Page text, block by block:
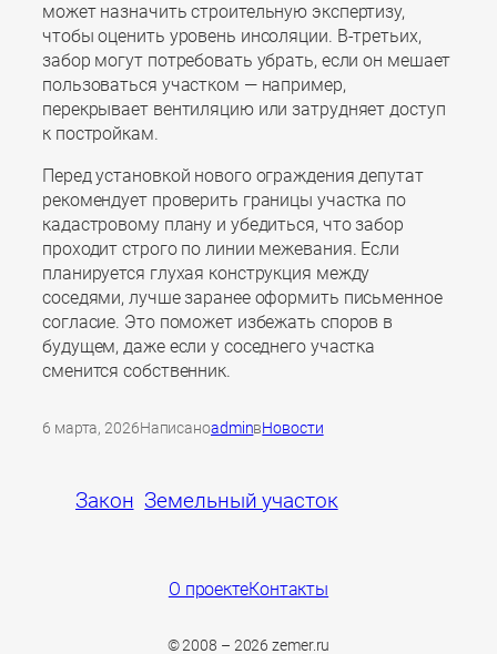
может назначить строительную экспертизу,
чтобы оценить уровень инсоляции. В-третьих,
забор могут потребовать убрать, если он мешает
пользоваться участком — например,
перекрывает вентиляцию или затрудняет доступ
к постройкам.
Перед установкой нового ограждения депутат
рекомендует проверить границы участка по
кадастровому плану и убедиться, что забор
проходит строго по линии межевания. Если
планируется глухая конструкция между
соседями, лучше заранее оформить письменное
согласие. Это поможет избежать споров в
будущем, даже если у соседнего участка
сменится собственник.
6 марта, 2026НаписаноadminвНовости
Закон Земельный участок
О проектеКонтакты
© 2008 – 2026 zemer.ru